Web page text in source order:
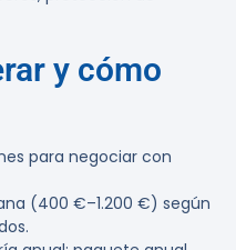
y cómo
para negociar con
(400 €–1.200 €) según